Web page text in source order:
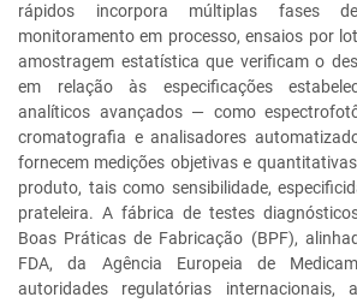
rápidos incorpora múltiplas fases
monitoramento em processo, ensaios por
amostragem estatística que verificam o
em relação às especificações
analíticos avançados — como
cromatografia e analisadores
fornecem medições objetivas e
produto, tais como sensibilidade,
prateleira. A fábrica de testes
Boas Práticas de Fabricação (BPF),
FDA, da Agência Europeia de
autoridades regulatórias internacionais,